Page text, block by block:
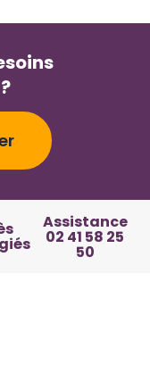
Assistance
02 41 58 25
50